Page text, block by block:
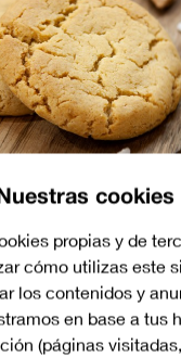
- Black - imagen 1
cookies
propias y de
cómo utilizas este
los contenidos y
en base a tus
(páginas visitadas,